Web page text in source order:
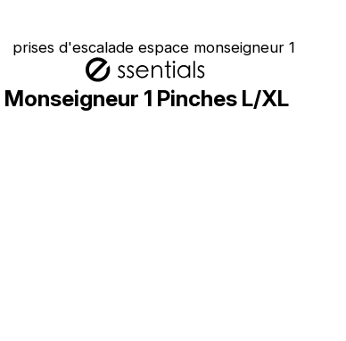
Monseigneur 1 Pinches L/XL